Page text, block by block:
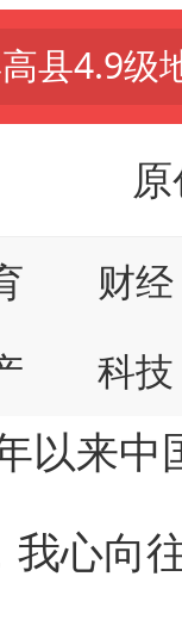
块集体
滨冠军赛
财经
科技
网易
公开
以来中
我心向